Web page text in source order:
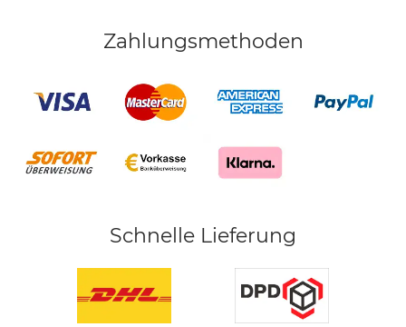
Zahlungsmethoden
Schnelle Lieferung